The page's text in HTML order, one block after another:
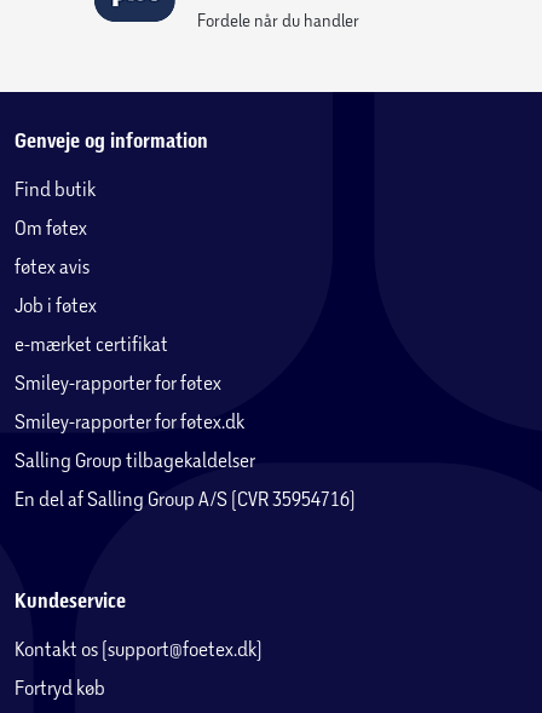
Fordele når du handler
Genveje og information
Find butik
Om føtex
føtex avis
Job i føtex
e-mærket certifikat
Smiley-rapporter for føtex
Smiley-rapporter for føtex.dk
Salling Group tilbagekaldelser
En del af Salling Group A/S (CVR 35954716)
Kundeservice
Kontakt os (support@foetex.dk)
Fortryd køb